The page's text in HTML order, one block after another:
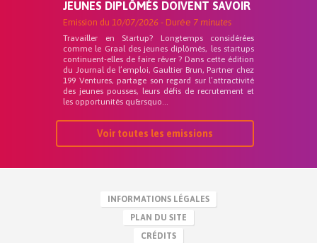
JEUNES DIPLÔMÉS DOIVENT SAVOIR
Emission du 10/07/2026 - Durée 7 minutes
Travailler en Startup? Longtemps considérées
comme le Graal des jeunes diplômés, les startups
continuent-elles de faire rêver ? Dans cette édition
du Journal de l’emploi, Gaultier Brun, Partner chez
199 Ventures, partage son regard sur l’attractivité
des jeunes pousses, leurs défis de recrutement et
les opportunités qu&rsquo...
Voir toutes les emissions
INFORMATIONS LÉGALES
PLAN DU SITE
CRÉDITS